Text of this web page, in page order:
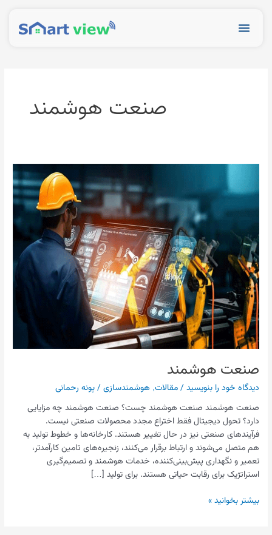
Menu
صنعت هوشمند
صنعت هوشمند
دیدگاه‌ خود را بنویسید /مقالات, هوشمندسازی /پونه رحمانی
صنعت هوشمند صنعت هوشمند چست؟ صنعت هوشمند چه مزایایی
دارد؟ تحول دیجیتال فقط اختراع مجدد محصولات صنعتی نیست.
فرآیندهای صنعتی نیز در حال تغییر هستند. کارخانه‌ها و خطوط تولید به
هم متصل می‌شوند و ارتباط برقرار می‌کنند، زنجیره‌های تامین کارآمدتر،
تعمیر و نگهداری پیش‌بینی‌کننده، خدمات هوشمند و تصمیم‌گیری
استراتژیک برای رقابت حیاتی هستند. برای تولید […]
هوشمند
بیشتر بخوانید »